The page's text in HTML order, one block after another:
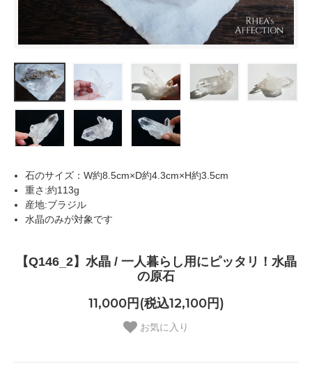
石のサイズ：W約8.5cm×D約4.3cm×H約3.5cm
重さ:約113g
産地:ブラジル
水晶のみが対象です
【Q146_2】水晶 / 一人暮らし用にピッタリ！水晶
の原石
11,000円(税込12,100円)
お気に入り